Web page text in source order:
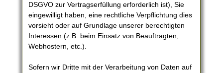
DSGVO zur Vertragserfüllung erforderlich ist), Sie
eingewilligt haben, eine rechtliche Verpflichtung dies
vorsieht oder auf Grundlage unserer berechtigten
Interessen (z.B. beim Einsatz von Beauftragten,
Webhostern, etc.).
Sofern wir Dritte mit der Verarbeitung von Daten auf